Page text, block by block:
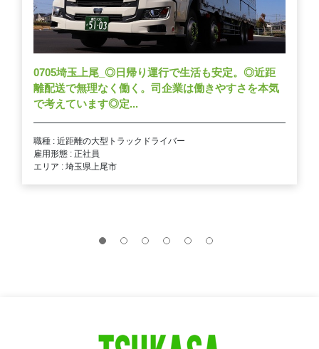
0705埼玉上尾_◎日帰り運行で生活も安定。◎近距
離配送で無理なく働く。司企業は働きやすさを本気
で考えています◎定...
職種 : 近距離の大型トラックドライバー
雇用形態 : 正社員
エリア : 埼玉県上尾市